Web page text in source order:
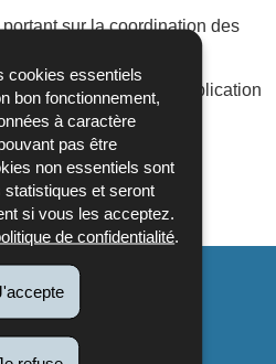
cookies essentiels
bon fonctionnement,
à caractère
pas être
non essentiels sont
statistiques et seront
si vous les acceptez.
de confidentialité
portant sur la coordination des
fixant les modalités d'application